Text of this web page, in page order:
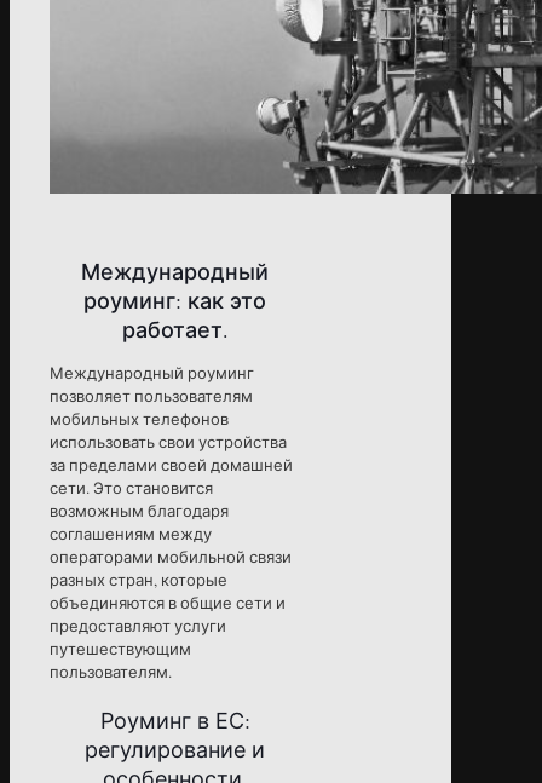
Международный
роуминг: как это
работает.
Международный роуминг
позволяет пользователям
мобильных телефонов
использовать свои устройства
за пределами своей домашней
сети. Это становится
возможным благодаря
соглашениям между
операторами мобильной связи
разных стран, которые
объединяются в общие сети и
предоставляют услуги
путешествующим
пользователям.
Роуминг в ЕС:
регулирование и